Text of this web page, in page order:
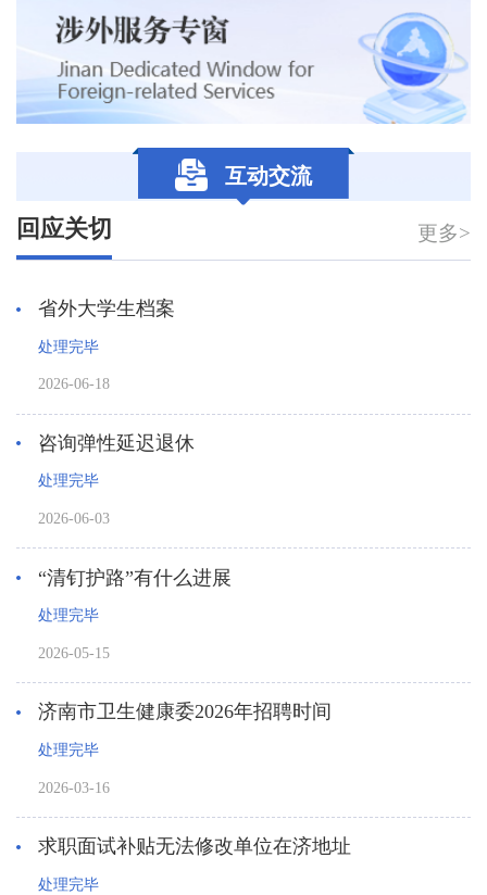
互动交流
回应关切 更多>
省外大学生档案
处理完毕
2026-06-18
咨询弹性延迟退休
处理完毕
2026-06-03
“清钉护路”有什么进展
处理完毕
2026-05-15
济南市卫生健康委2026年招聘时间
处理完毕
2026-03-16
求职面试补贴无法修改单位在济地址
处理完毕